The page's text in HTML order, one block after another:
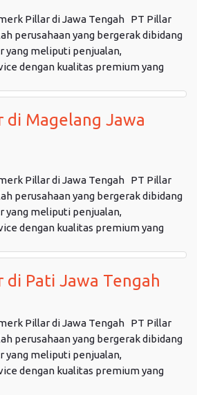
Pillar di Jawa Tengah PT Pillar
perusahaan yang bergerak dibidang
yang meliputi penjualan,
dengan kualitas premium yang
Magelang Jawa
Pillar di Jawa Tengah PT Pillar
perusahaan yang bergerak dibidang
yang meliputi penjualan,
dengan kualitas premium yang
Pati Jawa Tengah
Pillar di Jawa Tengah PT Pillar
perusahaan yang bergerak dibidang
yang meliputi penjualan,
dengan kualitas premium yang